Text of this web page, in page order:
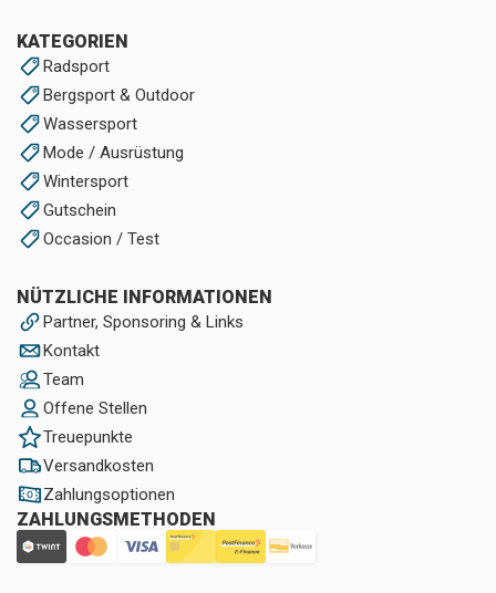
KATEGORIEN
Radsport
Bergsport & Outdoor
Wassersport
Mode / Ausrüstung
Wintersport
Gutschein
Occasion / Test
NÜTZLICHE INFORMATIONEN
Partner, Sponsoring & Links
Kontakt
Team
Offene Stellen
Treuepunkte
Versandkosten
Zahlungsoptionen
ZAHLUNGSMETHODEN